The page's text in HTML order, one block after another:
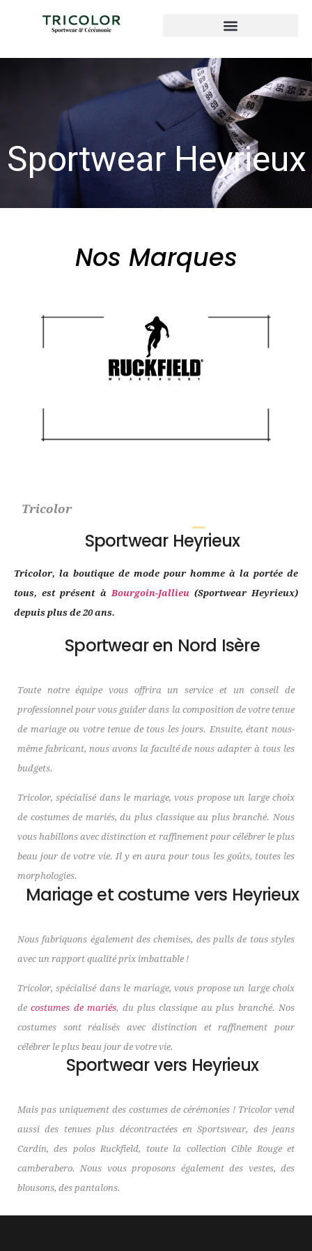
Sportwear Heyrieux
Nos Marques
Sportwear en Nord Isère
Toute notre équipe vous offrira un service et un conseil de
professionnel pour vous guider dans la composition de votre tenue
de mariage ou votre tenue de tous les jours. Ensuite, étant nous-
même fabricant, nous avons la faculté de nous adapter à tous les
budgets.
Tricolor, spécialisé dans le mariage, vous propose un large choix
de costumes de mariés, du plus classique au plus branché. Nous
vous habillons avec distinction et raffinement pour célébrer le plus
beau jour de votre vie. Il y en aura pour tous les goûts, toutes les
morphologies.
Mariage et costume vers Heyrieux
Nous fabriquons également des chemises, des pulls de tous styles
avec un rapport qualité prix imbattable !
Tricolor, spécialisé dans le mariage, vous propose un large choix
decostumes de mariés, du plus classique au plus branché. Nos
costumes sont réalisés avec distinction et raffinement pour
célébrer le plus beau jour de votre vie.
Sportwear vers Heyrieux
Mais pas uniquement des costumes de cérémonies ! Tricolor vend
aussi des tenues plus décontractées en Sportswear, des jeans
Cardin, des polos Ruckfield, toute la collection Cible Rouge et
camberabero. Nous vous proposons également des vestes, des
blousons, des pantalons.
Tricolor
Sportwear Heyrieux
Tricolor, la boutique de mode pour homme à la portée de
tous, est présent àBourgoin-Jallieu(Sportwear Heyrieux)
depuis plus de 20 ans.